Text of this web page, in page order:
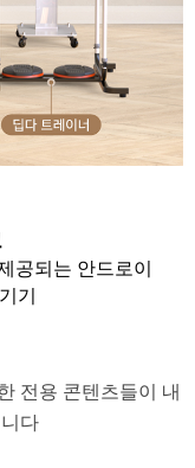
공되는 안드로이
기
전용 콘텐츠들이 내
다